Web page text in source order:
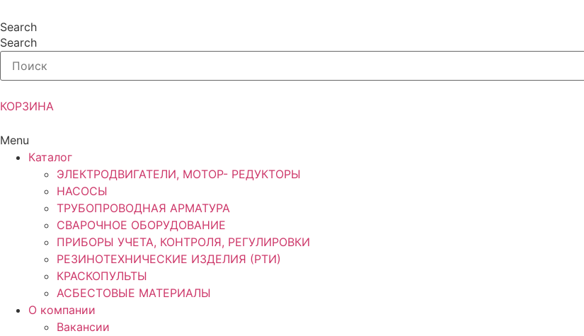
к
содержимому
Search
Search
КОРЗИНА
Menu
Каталог
ЭЛЕКТРОДВИГАТЕЛИ, МОТОР- РЕДУКТОРЫ
НАСОСЫ
ТРУБОПРОВОДНАЯ АРМАТУРА
СВАРОЧНОЕ ОБОРУДОВАНИЕ
ПРИБОРЫ УЧЕТА, КОНТРОЛЯ, РЕГУЛИРОВКИ
РЕЗИНОТЕХНИЧЕСКИЕ ИЗДЕЛИЯ (РТИ)
КРАСКОПУЛЬТЫ
АСБЕСТОВЫЕ МАТЕРИАЛЫ
О компании
Вакансии